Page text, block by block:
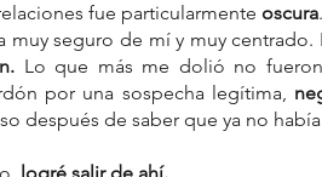
fue particularmente oscura
muy seguro de mí y muy centrado.
Lo que más me dolió no
por una sospecha legítima,
después de saber que ya no